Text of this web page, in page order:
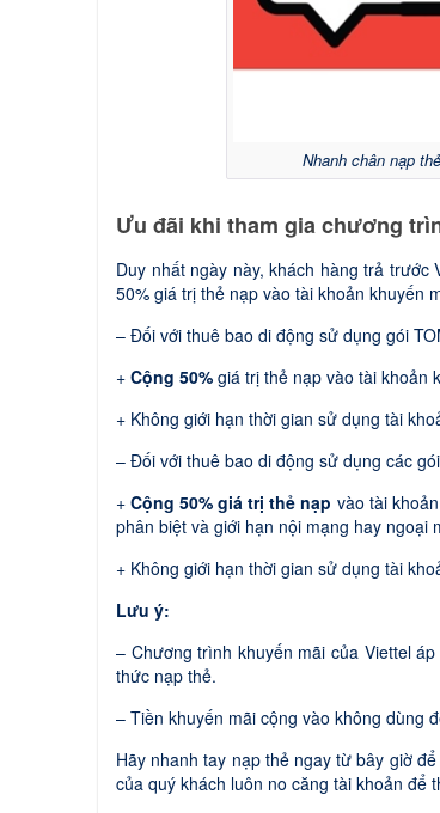
Nhanh chân nạp
Ưu đãi khi tham gia chương
Duy nhất ngày này, khách hàng trả
50% giá trị thẻ nạp vào tài khoản khuyến
– Đối với thuê bao di động sử dụng gói
+ Cộng 50% giá trị thẻ nạp vào tài khoản
+ Không giới hạn thời gian sử dụng tài
– Đối với thuê bao di động sử dụng các
+Cộng 50% giá trị thẻ nạp vào tài
phân biệt và giới hạn nội mạng hay ngoại
+ Không giới hạn thời gian sử dụng tài
Lưu ý:
– Chương trình khuyến mãi của Viettel
thức nạp thẻ.
– Tiền khuyến mãi cộng vào không dùng
Hãy nhanh tay nạp thẻ ngay từ bây giờ
của quý khách luôn no căng tài khoản để